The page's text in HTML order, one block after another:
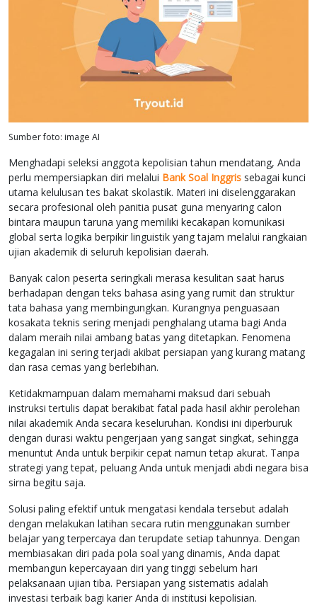
Sumber foto: image AI
Menghadapi seleksi anggota kepolisian tahun mendatang, Anda
perlu mempersiapkan diri melalui Bank Soal Inggris sebagai kunci
utama kelulusan tes bakat skolastik. Materi ini diselenggarakan
secara profesional oleh panitia pusat guna menyaring calon
bintara maupun taruna yang memiliki kecakapan komunikasi
global serta logika berpikir linguistik yang tajam melalui rangkaian
ujian akademik di seluruh kepolisian daerah.
Banyak calon peserta seringkali merasa kesulitan saat harus
berhadapan dengan teks bahasa asing yang rumit dan struktur
tata bahasa yang membingungkan. Kurangnya penguasaan
kosakata teknis sering menjadi penghalang utama bagi Anda
dalam meraih nilai ambang batas yang ditetapkan. Fenomena
kegagalan ini sering terjadi akibat persiapan yang kurang matang
dan rasa cemas yang berlebihan.
Ketidakmampuan dalam memahami maksud dari sebuah
instruksi tertulis dapat berakibat fatal pada hasil akhir perolehan
nilai akademik Anda secara keseluruhan. Kondisi ini diperburuk
dengan durasi waktu pengerjaan yang sangat singkat, sehingga
menuntut Anda untuk berpikir cepat namun tetap akurat. Tanpa
strategi yang tepat, peluang Anda untuk menjadi abdi negara bisa
sirna begitu saja.
Solusi paling efektif untuk mengatasi kendala tersebut adalah
dengan melakukan latihan secara rutin menggunakan sumber
belajar yang terpercaya dan terupdate setiap tahunnya. Dengan
membiasakan diri pada pola soal yang dinamis, Anda dapat
membangun kepercayaan diri yang tinggi sebelum hari
pelaksanaan ujian tiba. Persiapan yang sistematis adalah
investasi terbaik bagi karier Anda di institusi kepolisian.